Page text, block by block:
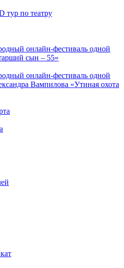
тур по театру
онлайн-фестиваль одной
сын – 55»
онлайн-фестиваль одной
Вампилова «Утиная охота